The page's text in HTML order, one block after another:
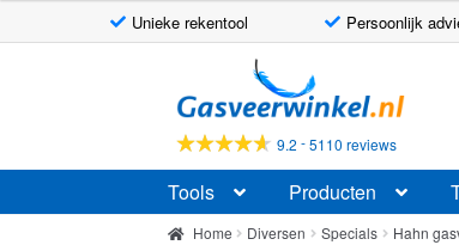
Unieke rekentool Persoonlijk
door
naar
navigatie
naar
de
inhoud
9.2 -5110 reviews
Tools Producten
Home Diversen Specials Hahn